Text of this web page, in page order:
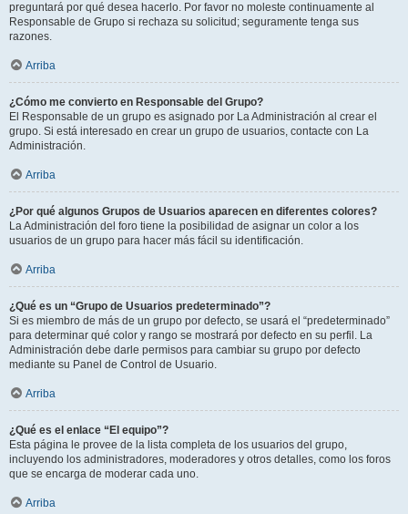
preguntará por qué desea hacerlo. Por favor no moleste continuamente al
Responsable de Grupo si rechaza su solicitud; seguramente tenga sus
razones.
Arriba
¿Cómo me convierto en Responsable del Grupo?
El Responsable de un grupo es asignado por La Administración al crear el
grupo. Si está interesado en crear un grupo de usuarios, contacte con La
Administración.
Arriba
¿Por qué algunos Grupos de Usuarios aparecen en diferentes colores?
La Administración del foro tiene la posibilidad de asignar un color a los
usuarios de un grupo para hacer más fácil su identificación.
Arriba
¿Qué es un “Grupo de Usuarios predeterminado”?
Si es miembro de más de un grupo por defecto, se usará el “predeterminado”
para determinar qué color y rango se mostrará por defecto en su perfil. La
Administración debe darle permisos para cambiar su grupo por defecto
mediante su Panel de Control de Usuario.
Arriba
¿Qué es el enlace “El equipo”?
Esta página le provee de la lista completa de los usuarios del grupo,
incluyendo los administradores, moderadores y otros detalles, como los foros
que se encarga de moderar cada uno.
Arriba